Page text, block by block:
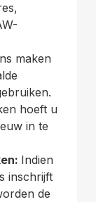
maken
hoeft u
in te
Indien
inschrijft
de